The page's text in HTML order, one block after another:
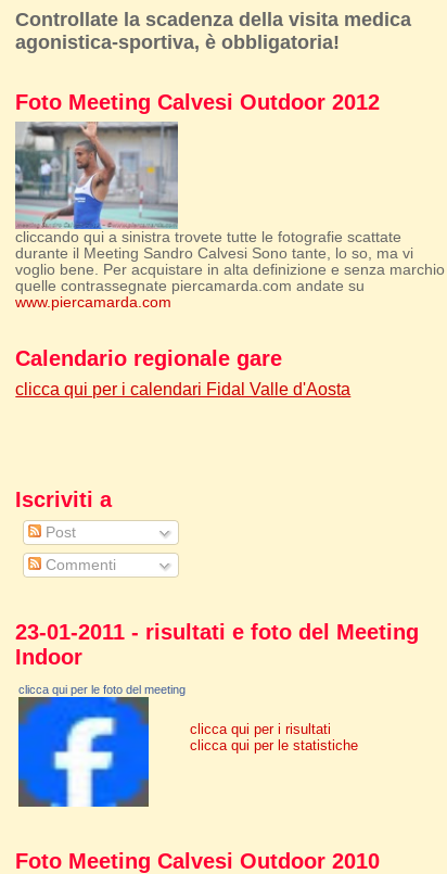
Controllate la scadenza della visita medica
agonistica-sportiva, è obbligatoria!
Foto Meeting Calvesi Outdoor 2012
cliccando qui a sinistra trovete tutte le fotografie scattate
durante il Meeting Sandro Calvesi Sono tante, lo so, ma vi
voglio bene. Per acquistare in alta definizione e senza marchio
quelle contrassegnate piercamarda.com andate su
www.piercamarda.com
Calendario regionale gare
clicca qui per i calendari Fidal Valle d'Aosta
Iscriviti a
Post
Commenti
23-01-2011 - risultati e foto del Meeting
Indoor
clicca qui per le foto del meeting
clicca qui per i risultati
clicca qui per le statistiche
Foto Meeting Calvesi Outdoor 2010